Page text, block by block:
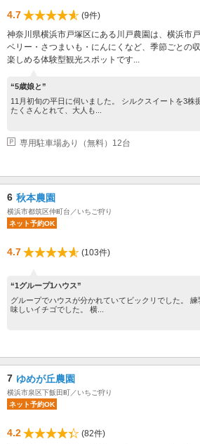
4.7
(9件)
神奈川県横浜市戸塚区にある川戸農園は、横浜市
ベリー・さつまいも・にんにくなど、季節ごとの
楽しめる体験型観光スポットです...
“5歳娘と”
11月初旬の平日に伺いました。 シルクスイートを3株
たくさんとれて、大人も...
専用駐車場あり（無料）12台
6 秋本農園
横浜市都筑区仲町台／いちご狩り
ネット予約OK
4.7 (103件)
“1グループ1ハウス”
グループでハウスが分かれていてビックリでした。
味しいイチゴでした。 横...
7 ゆめが丘農園
横浜市泉区下飯田町／いちご狩り
ネット予約OK
4.2
(82件)